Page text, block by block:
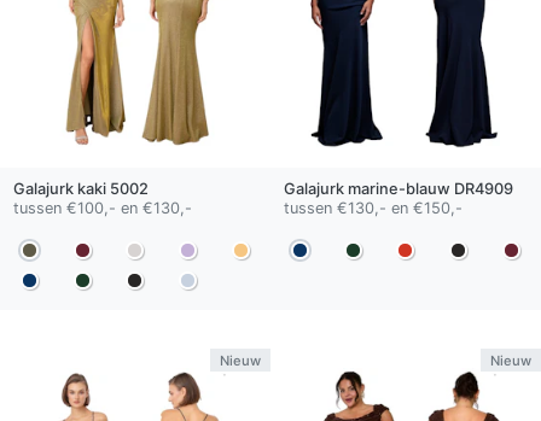
Galajurk kaki5002
tussen €100,- en €130,-
Galajurk marine-blauw DR4909
tussen €130,- en €150,-
Nieuw Nieuw